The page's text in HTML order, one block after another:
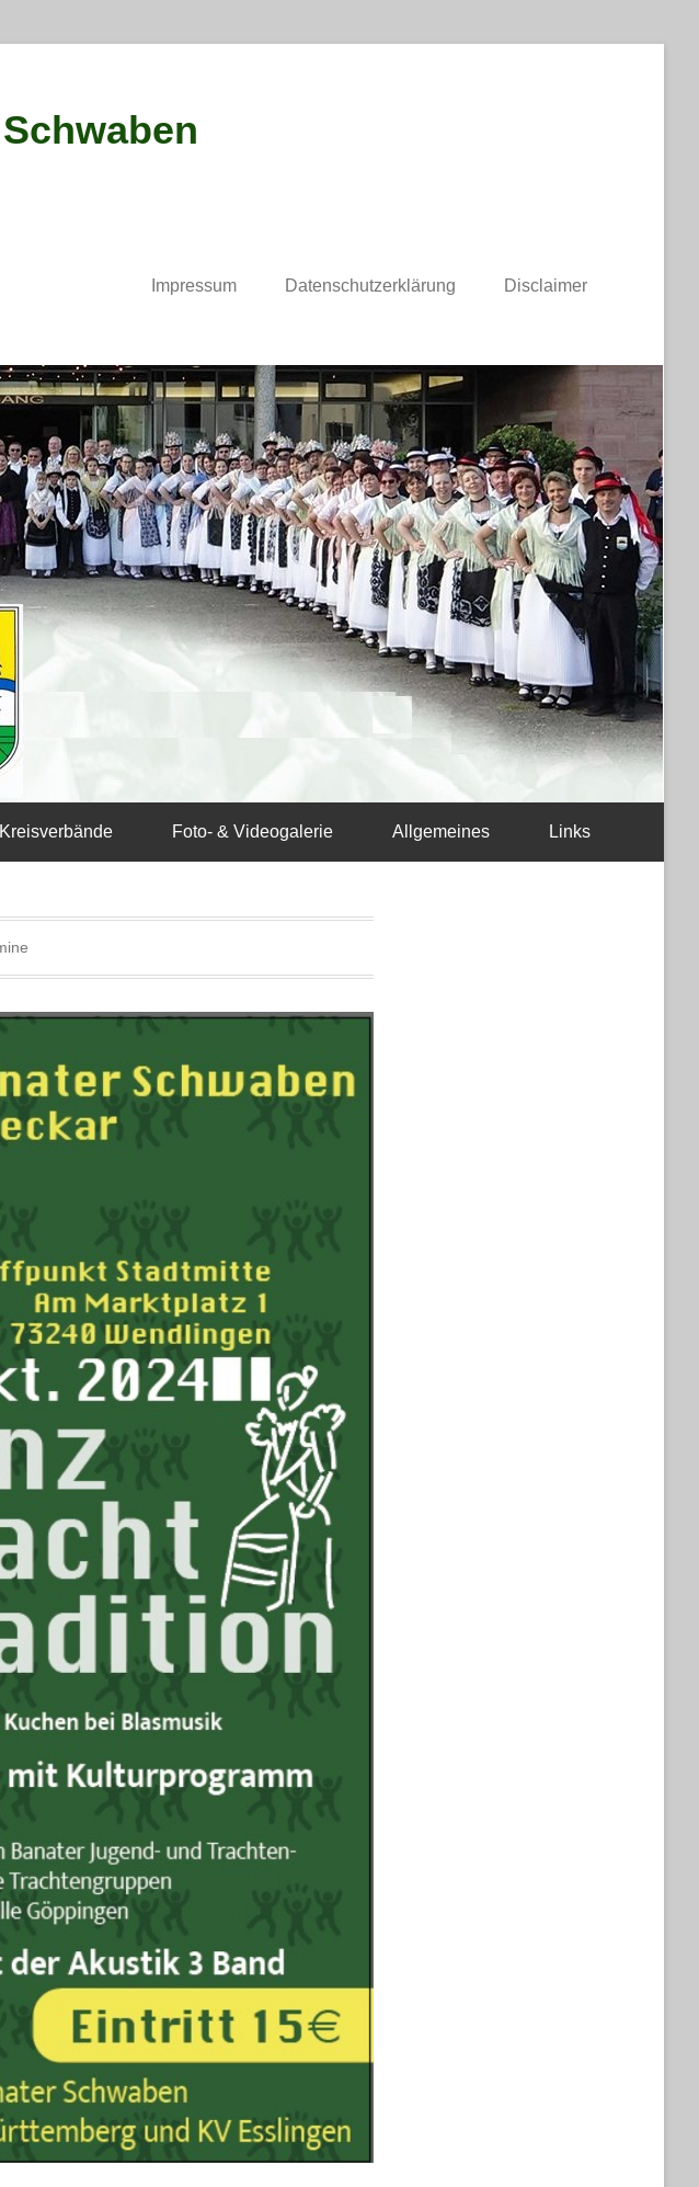
Impressum Datenschutzerklärung Disclaimer
Kreisverbände Foto- & Videogalerie Allgemeines Links